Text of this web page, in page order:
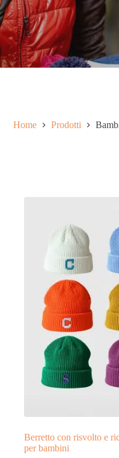
Home Prodotti
Berretto con risvolto e
per bambini